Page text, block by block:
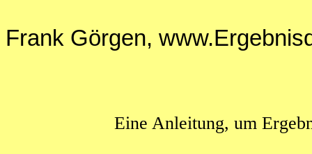
Frank Görgen,
Eine Anleitung, um